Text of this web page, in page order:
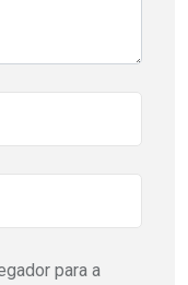
para a